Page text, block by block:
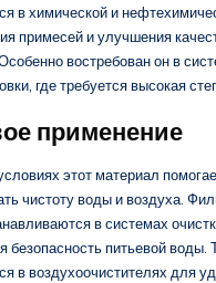
в химической и
примесей и улучшения
востребован он в
где требуется высокая
применение
этот материал
чистоту воды и воздуха.
в системах
безопасность питьевой воды.
в воздухоочистителях для